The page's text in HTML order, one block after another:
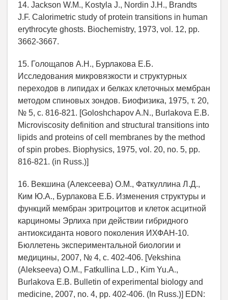
14. Jackson W.M., Kostyla J., Nordin J.H., Brandts
J.F. Calorimetric study of protein transitions in human
erythrocyte ghosts. Biochemistry, 1973, vol. 12, pp.
3662-3667.
15. Голощапов А.Н., Бурлакова Е.Б.
Исследования микровязкости и структурных
переходов в липидах и белках клеточных мембран
методом спиновых зондов. Биофизика, 1975, т. 20,
№ 5, с. 816-821. [Goloshchapov A.N., Burlakova E.B.
Microviscosity definition and structural transitions into
lipids and proteins of cell membranes by the method
of spin probes. Biophysics, 1975, vol. 20, no. 5, pp.
816-821. (in Russ.)]
16. Векшина (Алексеева) О.М., Фаткуллина Л.Д.,
Ким Ю.А., Бурлакова Е.Б. Изменения структуры и
функций мембран эритроцитов и клеток асцитной
карциномы Эрлиха при действии гибридного
антиоксиданта нового поколения ИХФАН-10.
Бюллетень экспериментальной биологии и
медицины, 2007, № 4, c. 402-406. [Vekshina
(Alekseeva) O.M., Fatkullina L.D., Kim Yu.A.,
Burlakova E.B. Bulletin of experimental biology and
medicine, 2007, no. 4, pp. 402-406. (In Russ.)] EDN: